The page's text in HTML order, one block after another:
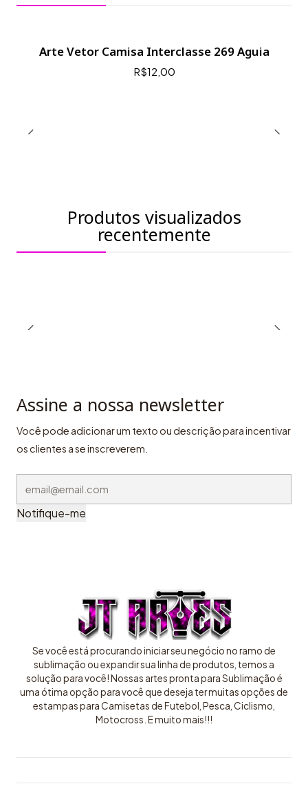
Arte Vetor Camisa Interclasse 269 Aguia
R$12,00
Produtos visualizados
recentemente
Assine a nossa newsletter
Você pode adicionar um texto ou descrição para incentivar
os clientes a se inscreverem.
Notifique-me
Se você está procurando iniciar seu negócio no ramo de
sublimação ou expandir sua linha de produtos, temos a
solução para você! Nossas artes pronta para Sublimação é
uma ótima opção para você que deseja ter muitas opções de
estampas para Camisetas de Futebol, Pesca, Ciclismo,
Motocross. E muito mais!!!